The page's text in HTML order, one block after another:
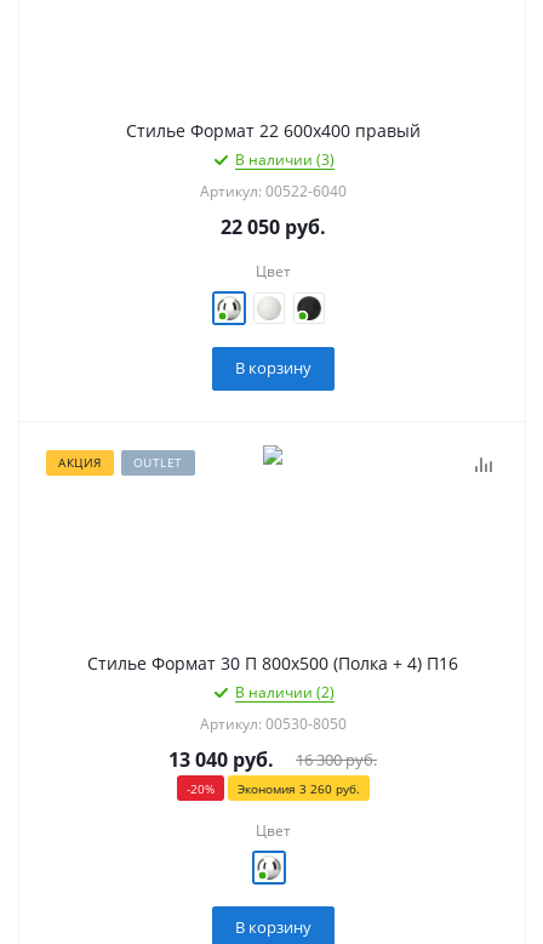
Стилье Формат 22 600х400 правый
В наличии (3)
Артикул: 00522-6040
22 050руб.
Цвет
В корзину
АКЦИЯ OUTLET
Стилье Формат 30 П 800х500 (Полка + 4) П16
В наличии (2)
Артикул: 00530-8050
13 040 руб. 16 300руб.
-20% Экономия 3 260руб.
Цвет
В корзину